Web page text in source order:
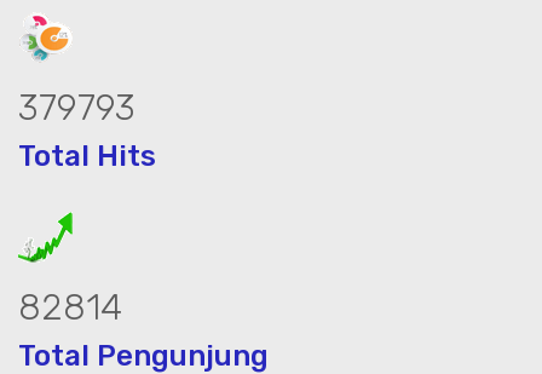
479364
Total Hits
104526
Total Pengunjung